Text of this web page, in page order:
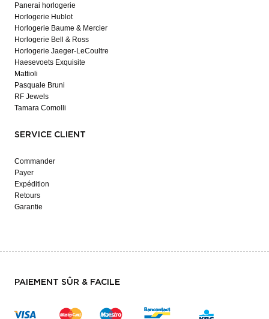
Panerai horlogerie
Horlogerie Hublot
Horlogerie Baume & Mercier
Horlogerie Bell & Ross
Horlogerie Jaeger-LeCoultre
Haesevoets Exquisite
Mattioli
Pasquale Bruni
RF Jewels
Tamara Comolli
SERVICE CLIENT
Commander
Payer
Expédition
Retours
Garantie
PAIEMENT SÛR & FACILE